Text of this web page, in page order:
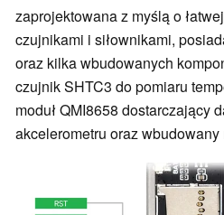
zaprojektowana z myślą o
czujnikami i siłownikami,
oraz kilka wbudowanych
czujnik SHTC3 do pomiaru
moduł QMI8658 dostarczający
akcelerometru oraz wbudowany